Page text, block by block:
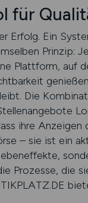
für
Erfolg. Ein
Prinzip:
Plattform, auf
Die
ihre
– sie ist ein
Prozesse, die